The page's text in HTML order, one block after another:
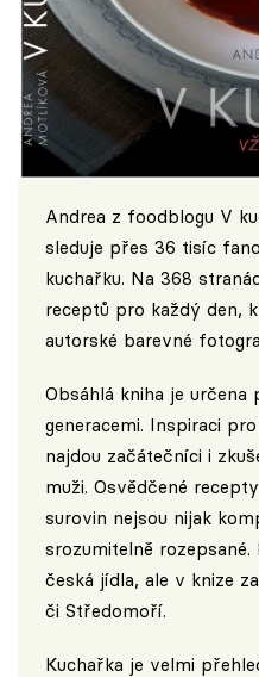
Andrea z foodblogu V
sleduje přes 36 tisíc
kuchařku. Na 368
receptů pro každý den,
autorské barevné
Obsáhlá kniha je
generacemi. Inspiraci
najdou začátečníci i
muži. Osvědčené
surovin nejsou nijak
srozumitelně
česká jídla, ale v knize
či Středomoří.
Kuchařka je velmi